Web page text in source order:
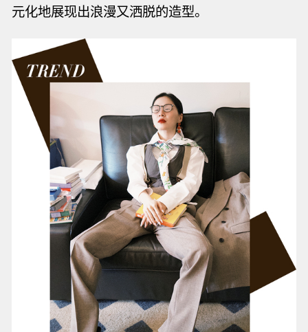
元化地展现出浪漫又洒脱的造型。